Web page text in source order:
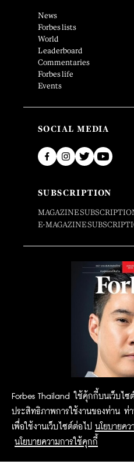
Forbes Thailand ใช้คุ้กกี้บนเว็บไซ
ประสิทธิภาพการใช้งานของท่าน ท่
เพื่อใช้งานเว็บไซต์ต่อไป นโยบายคว
นโยบายความการใช้คุกกี้
News
Forbes lists
World
Leaderboard
Commentaries
Forbes life
Events
SOCIAL MEDIA
SUBSCRIPTION
MAGAZINE
E-MAGAZINE
2015 Forbesthailand.com